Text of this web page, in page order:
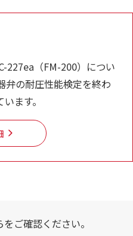
（FM-200）につい
弁の耐圧性能検定を終わ
ます。
ご確認ください。